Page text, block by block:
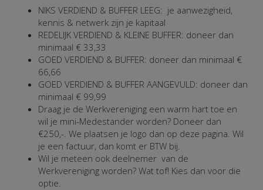
NIKS VERDIEND & BUFFER LEEG: je aanwezigheid,
kennis & netwerk zijn je kapitaal
REDELIJK VERDIEND & KLEINE BUFFER: doneer dan
minimaal € 33,33
GOED VERDIEND & BUFFER: doneer dan minimaal €
66,66
GOED VERDIEND & BUFFER AANGEVULD: doneer dan
minimaal € 99,99
Draag je de Werkvereniging een warm hart toe en
wil je mini-Medestander worden? Doneer dan
€250,-. We plaatsen je logo dan op deze pagina. Wil
je een factuur, dan komt er BTW bij.
Wil je meteen ook deelnemer van de
Werkvereniging worden? Wat tof! Kies dan voor die
optie.